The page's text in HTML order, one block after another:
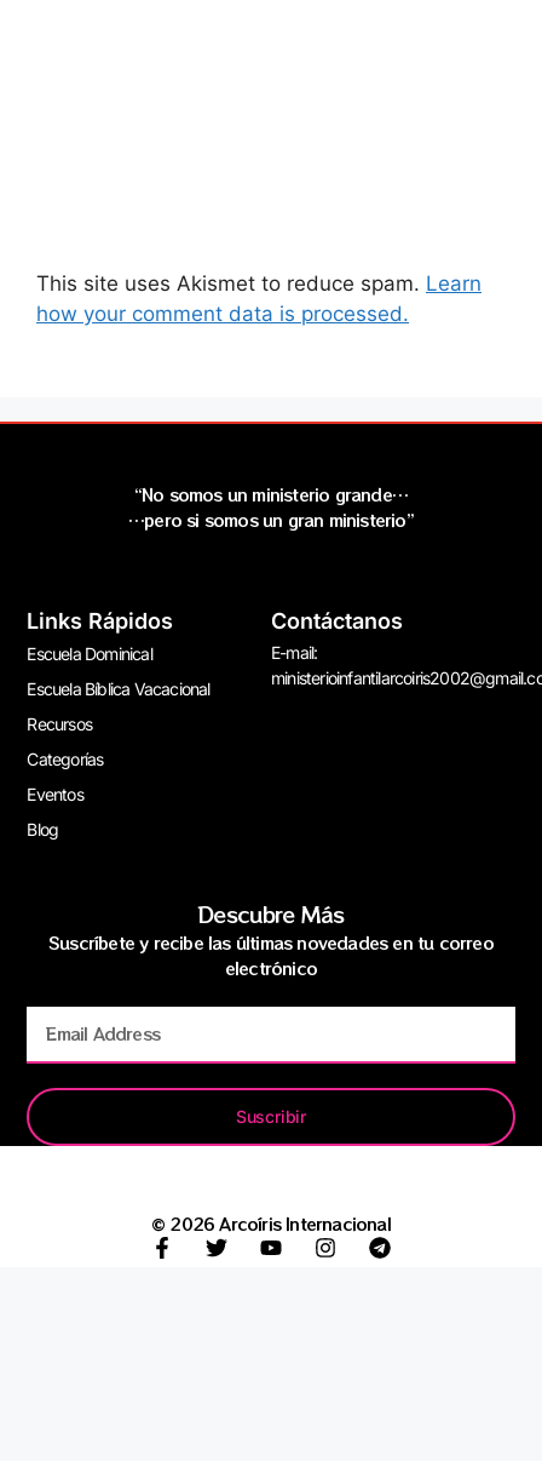
This site uses Akismet to reduce spam. Learn
how your comment data is processed.
“No somos un ministerio grande…
…pero si somos un gran ministerio”
Links Rápidos
Escuela Dominical
Escuela Bíblica Vacacional
Recursos
Categorías
Eventos
Blog
Contáctanos
E-mail:
Descubre Más
Suscríbete y recibe las últimas novedades en tu correo
electrónico
Suscribir
© 2026 Arcoíris Internacional